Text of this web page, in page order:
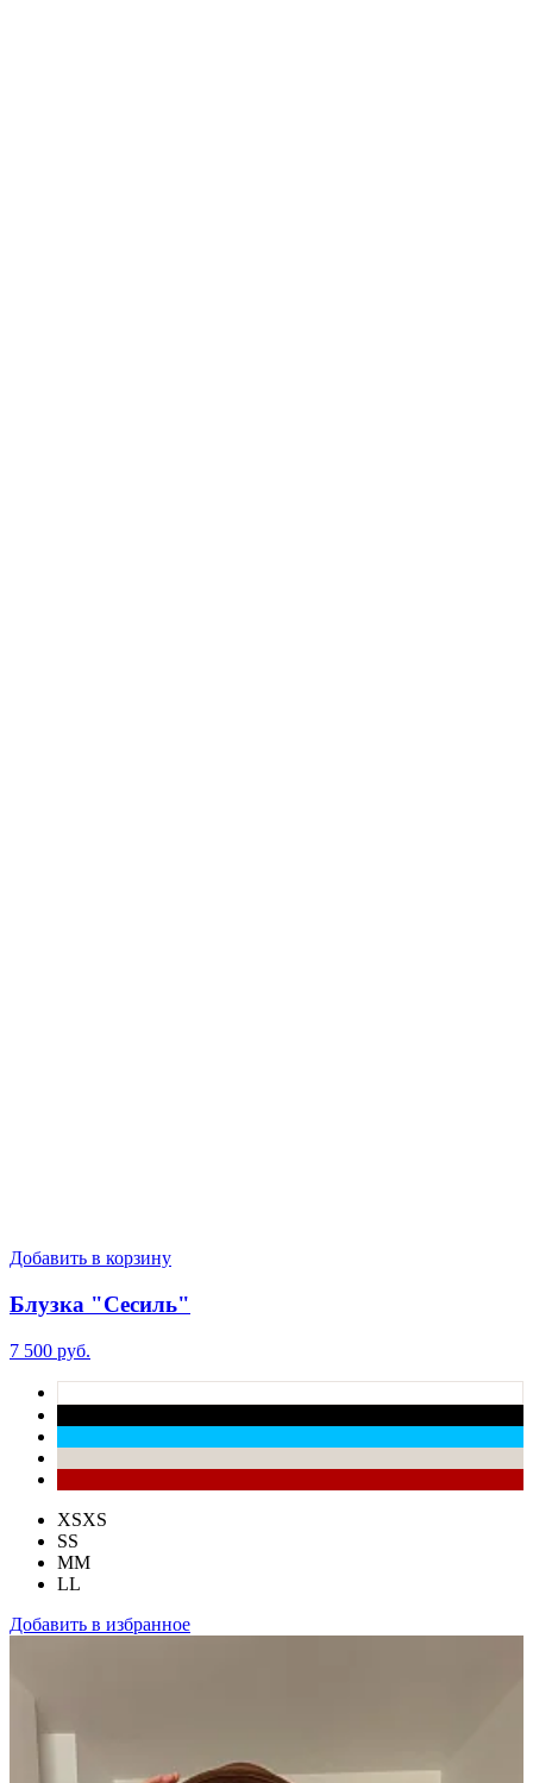
Добавить в корзину
Блузка "Сесиль"
7 500 руб.
XSXS
SS
MM
LL
Добавить в избранное